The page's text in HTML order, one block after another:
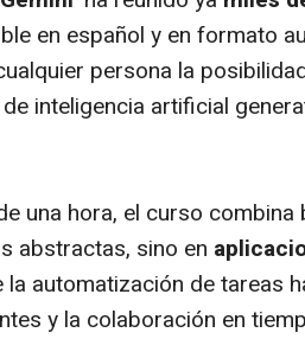
en español y en formato
persona la
inteligencia artificial
una hora, el curso
abstractas, sino en
la automatización de tareas
y la colaboración en